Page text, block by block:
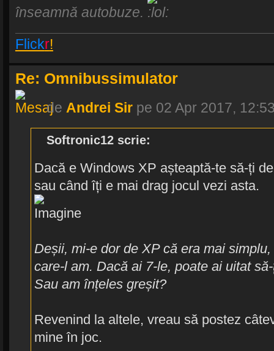
înseamnă autobuze.
Flickr!
Re: Omnibussimulator
de Andrei Sirpe 02 Apr 2017,
Softronic12 scrie:
Dacă e Windows XP așteaptă-te să-ți
sau când îți e mai drag jocul vezi asta.
Deșii, mi-e dor de XP că era mai
care-l am. Dacă ai 7-le, poate ai uitat
Sau am înțeles greșit?
Revenind la altele, vreau să postez
mine în joc.